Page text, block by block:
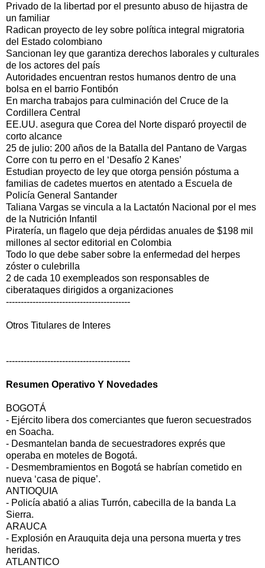
Privado de la libertad por el presunto abuso de hijastra de
un familiar
Radican proyecto de ley sobre política integral migratoria
del Estado colombiano
Sancionan ley que garantiza derechos laborales y culturales
de los actores del país
Autoridades encuentran restos humanos dentro de una
bolsa en el barrio Fontibón
En marcha trabajos para culminación del Cruce de la
Cordillera Central
EE.UU. asegura que Corea del Norte disparó proyectil de
corto alcance
25 de julio: 200 años de la Batalla del Pantano de Vargas
Corre con tu perro en el ‘Desafío 2 Kanes’
Estudian proyecto de ley que otorga pensión póstuma a
familias de cadetes muertos en atentado a Escuela de
Policía General Santander
Taliana Vargas se vincula a la Lactatón Nacional por el mes
de la Nutrición Infantil
Piratería, un flagelo que deja pérdidas anuales de $198 mil
millones al sector editorial en Colombia
Todo lo que debe saber sobre la enfermedad del herpes
zóster o culebrilla
2 de cada 10 exempleados son responsables de
ciberataques dirigidos a organizaciones
------------------------------------------
Otros Titulares de Interes
------------------------------------------
Resumen Operativo Y Novedades
BOGOTÁ
- Ejército libera dos comerciantes que fueron secuestrados
en Soacha.
- Desmantelan banda de secuestradores exprés que
operaba en moteles de Bogotá.
- Desmembramientos en Bogotá se habrían cometido en
nueva ‘casa de pique’.
ANTIOQUIA
- Policía abatió a alias Turrón, cabecilla de la banda La
Sierra.
ARAUCA
- Explosión en Arauquita deja una persona muerta y tres
heridas.
ATLANTICO